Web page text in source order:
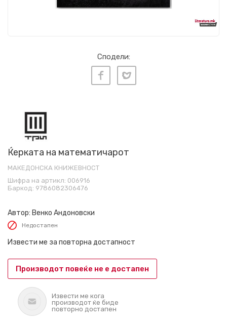
Сподели:
Ќерката на математичарот
МАКЕДОНСКА КНИЖЕВНОСТ
Шифра на артикл: 006916
Баркод: 9786082306476
Автор: Венко Андоновски
Недостапен
Извести ме за повторна достапност
Производот повеќе не е достапен
Извести ме кога
производот ќе биде
повторно достапен